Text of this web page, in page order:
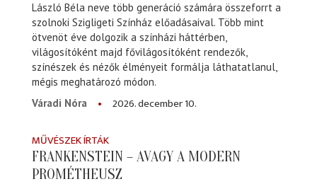
László Béla neve több generáció számára összeforrt a
szolnoki Szigligeti Színház előadásaival. Több mint
ötvenöt éve dolgozik a színházi háttérben,
világosítóként majd fővilágosítóként rendezők,
színészek és nézők élményeit formálja láthatatlanul,
mégis meghatározó módon.
Váradi Nóra
2026. december 10.
MŰVÉSZEK ÍRTÁK
FRANKENSTEIN – AVAGY A MODERN
PROMÉTHEUSZ